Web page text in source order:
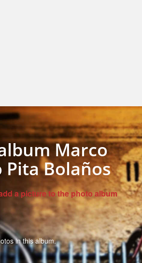
Marco
Pita Bolaños
a picture to the photo album
in this album.